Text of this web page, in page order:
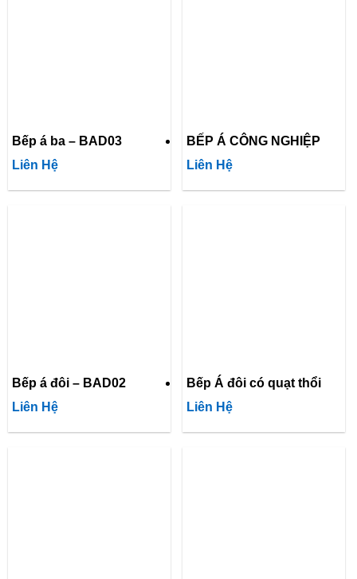
Bếp á ba – BAD03
Liên Hệ
BẾP Á CÔNG NGHIỆP
Liên Hệ
Bếp á đôi – BAD02
Liên Hệ
Bếp Á đôi có quạt thổi
Liên Hệ